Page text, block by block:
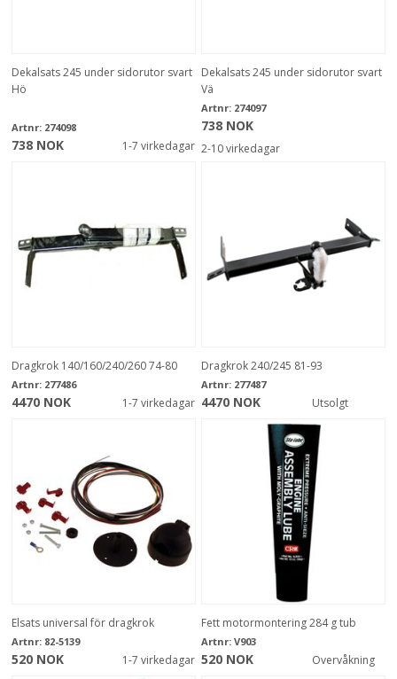
Dekalsats 245 under sidorutor svart
Hö
Artnr: 274098
738 NOK 1-7 virkedagar
Dekalsats 245 under sidorutor svart
Vä
Artnr: 274097
738 NOK
2-10 virkedagar
Dragkrok 140/160/240/260 74-80
Artnr: 277486
4470 NOK 1-7 virkedagar
Dragkrok 240/245 81-93
Artnr: 277487
4470 NOK Utsolgt
Elsats universal för dragkrok
Artnr: 82-5139
520 NOK 1-7 virkedagar
Fett motormontering 284 g tub
Artnr: V903
520 NOK Overvåkning